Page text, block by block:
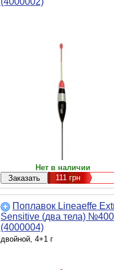
Нет в наличии
111грн
Поплавок Lineaeffe
Sensitive (два тела)
(4000004)
двойной, 4+1 г